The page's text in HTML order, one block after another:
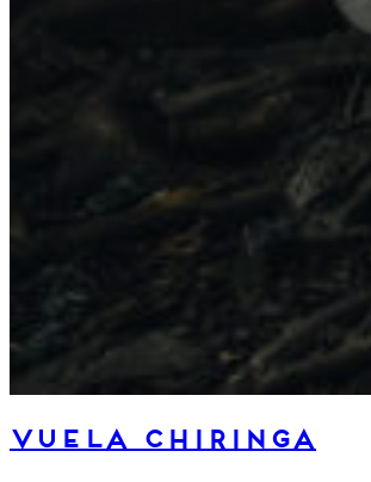
Vuela Chiringa